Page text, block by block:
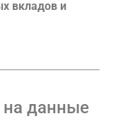
вкладов и
данные